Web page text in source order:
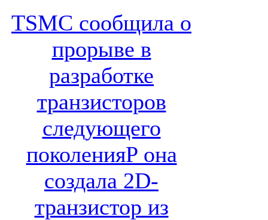
TSMC сообщила о
прорыве в
разработке
транзисторов
следующего
поколенияP она
создала 2D-
транзистор из